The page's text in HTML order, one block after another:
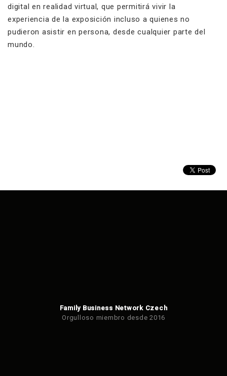
digital en realidad virtual, que permitirá vivir la
experiencia de la exposición incluso a quienes no
pudieron asistir en persona, desde cualquier parte del
mundo.
Family Business Network Czech
Orgulloso miembro desde 2016